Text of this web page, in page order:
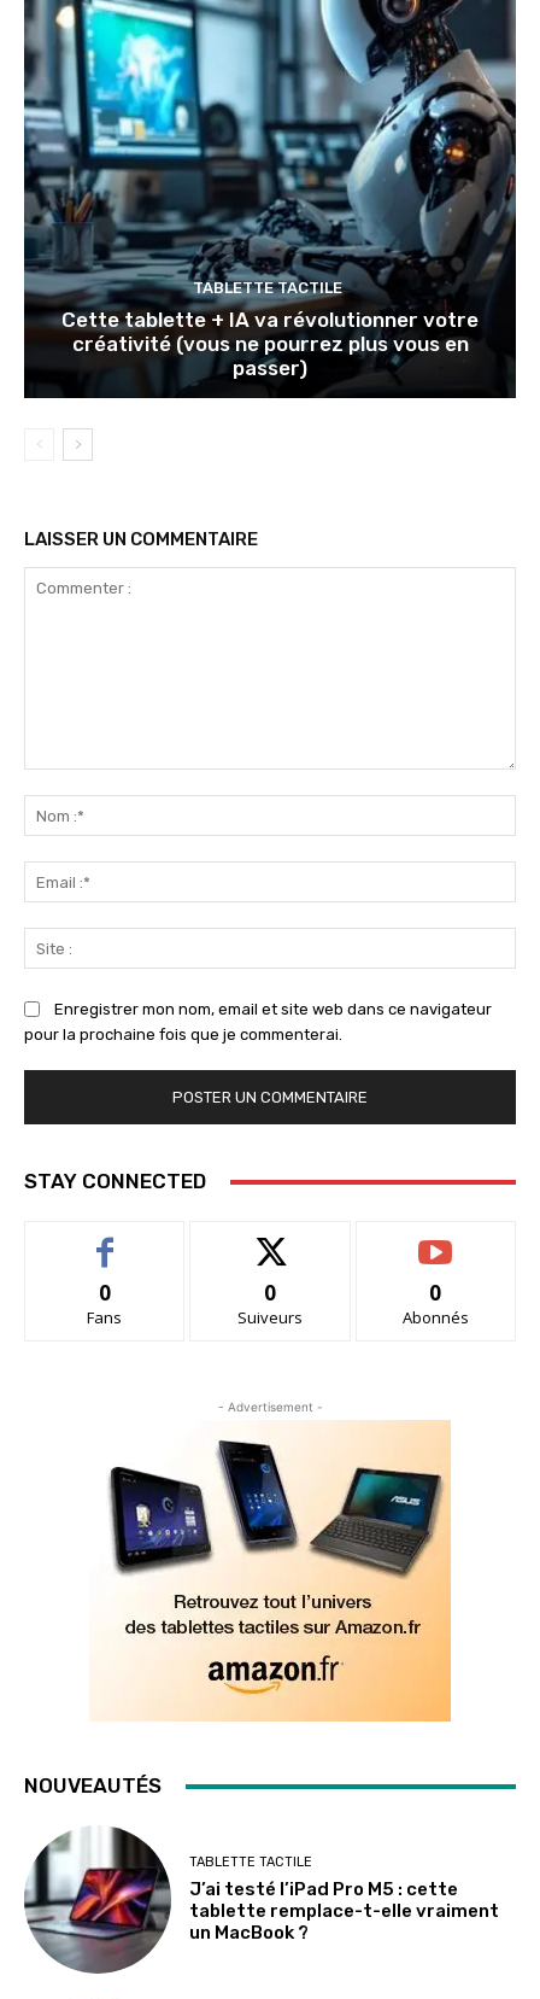
TABLETTE TACTILE
Cette tablette + IA va révolutionner votre
créativité (vous ne pourrez plus vous en
passer)
LAISSER UN COMMENTAIRE
:*
:*
:
Enregistrer mon nom, email et site web dans ce navigateur
pour la prochaine fois que je commenterai.
STAY CONNECTED
0
Fans
0
Suiveurs
0
Abonnés
- Advertisement -
NOUVEAUTÉS
TABLETTE TACTILE
J’ai testé l’iPad Pro M5 : cette
tablette remplace-t-elle vraiment
un MacBook ?